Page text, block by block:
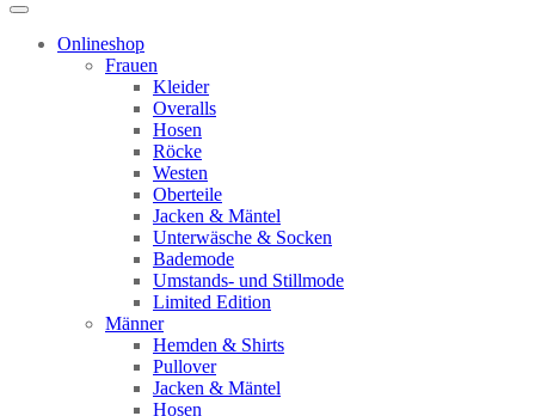
Onlineshop
Frauen
Kleider
Overalls
Hosen
Röcke
Westen
Oberteile
Jacken & Mäntel
Unterwäsche & Socken
Bademode
Umstands- und Stillmode
Limited Edition
Männer
Hemden & Shirts
Pullover
Jacken & Mäntel
Hosen